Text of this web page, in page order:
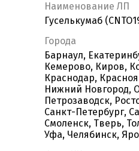
Наименование ЛП
Гуселькумаб
Города
Барнаул,
Кемерово, Киров,
Краснодар,
Нижний Новгород,
Петрозаводск,
Санкт-Петербург,
Смоленск, Тверь,
Уфа, Челябинск,